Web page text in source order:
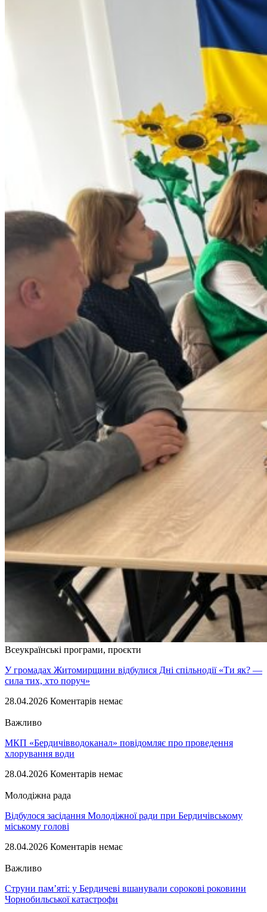
Всеукраїнські програми, проєкти
У громадах Житомирщини відбулися Дні спільнодії «Ти як? —
сила тих, хто поруч»
28.04.2026 Коментарів немає
Важливо
МКП «Бердичівводоканал» повідомляє про проведення
хлорування води
28.04.2026 Коментарів немає
Молодіжна рада
Відбулося засідання Молодіжної ради при Бердичівському
міському голові
28.04.2026 Коментарів немає
Важливо
Струни пам’яті: у Бердичеві вшанували сорокові роковини
Чорнобильської катастрофи